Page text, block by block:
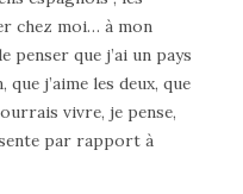
chez moi… à mon
penser que j’ai un pays
j’aime les deux, que
vivre, je pense,
par rapport à